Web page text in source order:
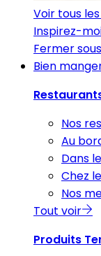
Voir tous
Inspirez-
Fermer
Bien
Nos
Au
Dans
Chez
Nos
Tout voir
Produits